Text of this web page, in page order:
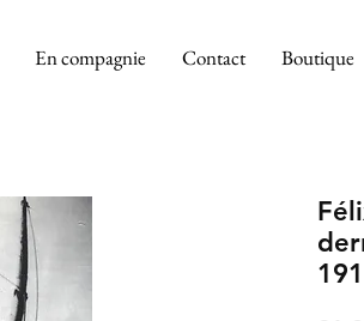
En compagnie Contact Boutique